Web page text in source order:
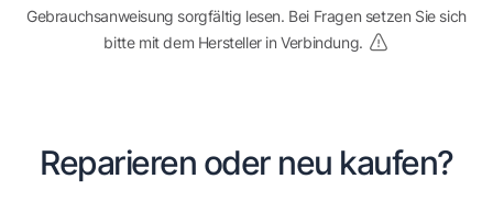
Gebrauchsanweisung sorgfältig lesen. Bei Fragen setzen Sie sich
bitte mit dem Hersteller in Verbindung.
Reparieren oder neu kaufen?